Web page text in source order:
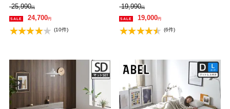
ド 天然木 ロング パイン材 |ナチュラ
ル ホワイト ブラウン 棚
25,990円
24,700円
(10件)
天然木 北欧パイン材 フロアベッド
すのこベッド 省スペース ステージ
ベッド【AR】
19,990円
19,000円
(6件)